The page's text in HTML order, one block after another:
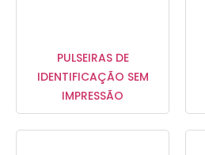
PULSEIRAS DE
IDENTIFICAÇÃO SEM
IMPRESSÃO